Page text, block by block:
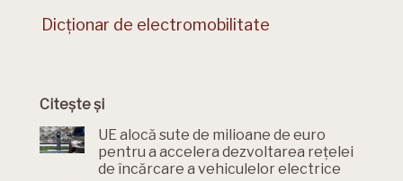
Dicționar de electromobilitate
Citește și
UE alocă sute de milioane de euro
pentru a accelera dezvoltarea rețelei
de încărcare a vehiculelor electrice